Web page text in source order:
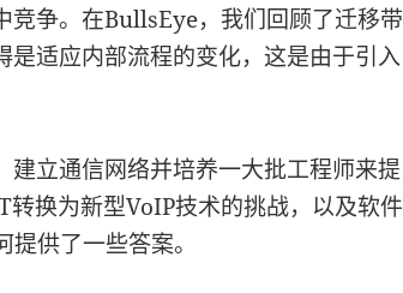
竞争。在BullsEye，我们回顾了迁移带
适应内部流程的变化，这是由于引入
立通信网络并培养一大批工程师来提
换为新型VoIP技术的挑战，以及软件
供了一些答案。